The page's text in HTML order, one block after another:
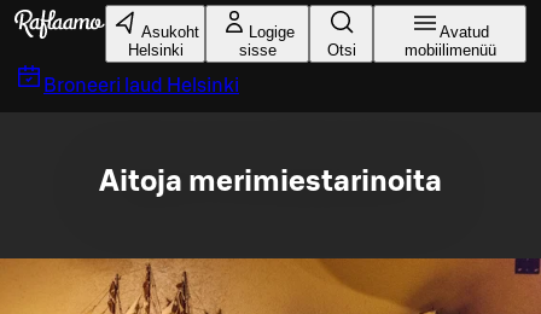
Liigu peamise sisu juurde
Asukoht
Helsinki
Logige
sisse
Otsi
Avatud
mobiilimenüü
Broneeri laud Helsinki
Aitoja merimiestarinoita